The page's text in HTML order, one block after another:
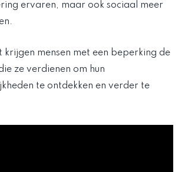
ervaren, maar ook sociaal meer
mensen met een beperking de
ze verdienen om hun
te ontdekken en verder te